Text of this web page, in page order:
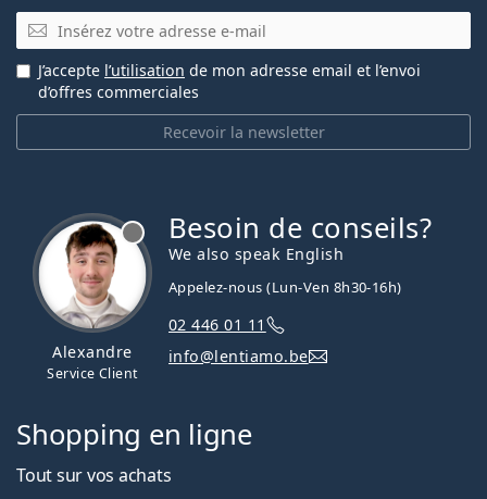
E-mail
Recevoir la newsletter
J’accepte l’utilisation de mon adresse email et l’envoi
d’offres commerciales
Alexandre
Service Client
Besoin de conseils?
We also speak English
Appelez-nous (Lun-Ven 8h30-16h)
02 446 01 11
info@lentiamo.be
Shopping en ligne
Tout sur vos achats